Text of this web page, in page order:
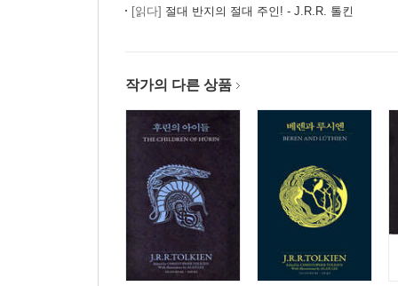
7. 칼라드리엘의 거울
10. 깨어진 우정
반지의 제왕 3 (두 개의 탑 1)
1. 보로미르의 죽음
2. 로한의 기사들
3. 우루크하이
5. 백색의 기사
[읽다] 절대 반지의 절대 주인! - J.R.R. 톨킨
작가의 다른 상품